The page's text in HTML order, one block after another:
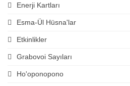
Enerji Kartları
Esma-Ül Hüsna'lar
Etkinlikler
Grabovoi Sayıları
Ho'oponopono